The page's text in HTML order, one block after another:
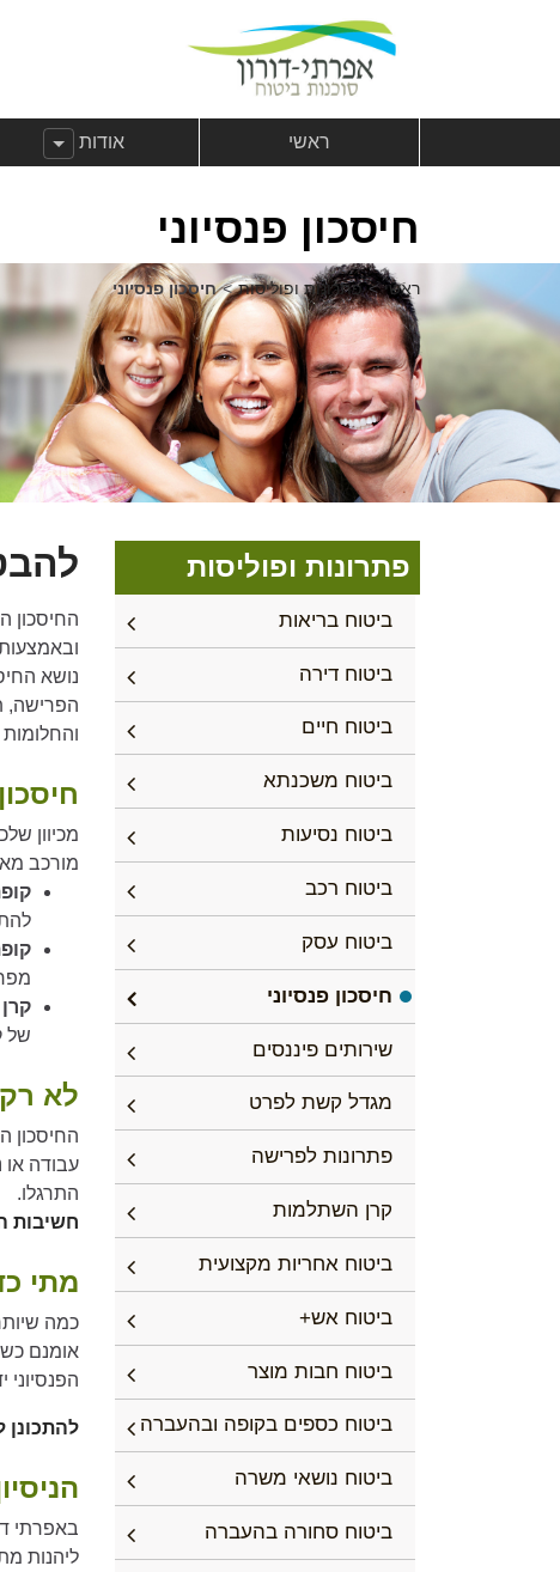
ראשי אודות
הצג תפריט
חיסכון פנסיוני
ראשי > פתרונות ופוליסות > חיסכון פנסיוני
פתרונות ופוליסות
ביטוח בריאות
ביטוח דירה
ביטוח חיים
ביטוח משכנתא
ביטוח נסיעות
ביטוח רכב
ביטוח עסק
חיסכון פנסיוני
שירותים פיננסים
מגדל קשת לפרט
פתרונות לפרישה
קרן השתלמות
ביטוח אחריות מקצועית
ביטוח אש+
ביטוח חבות מוצר
ביטוח כספים בקופה ובהעברה
ביטוח נושאי משרה
ביטוח סחורה בהעברה
החיסכון
נושא
הפרישה,
מכיוון
מורכב
של
לא
החיסכון
עבודה
התרגלו.
חשיבות
מתי
כמה
אומנם
באפרתי
ליהנות